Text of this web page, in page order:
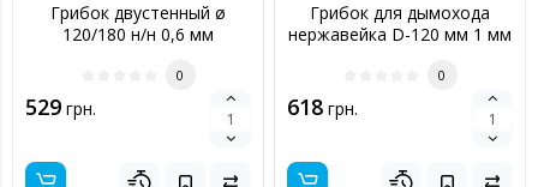
Грибок двустенный ø
120/180 н/н 0,6 мм
0
529 грн.
Грибок для дымохода
нержавейка D-120 мм 1 мм
0
618 грн.